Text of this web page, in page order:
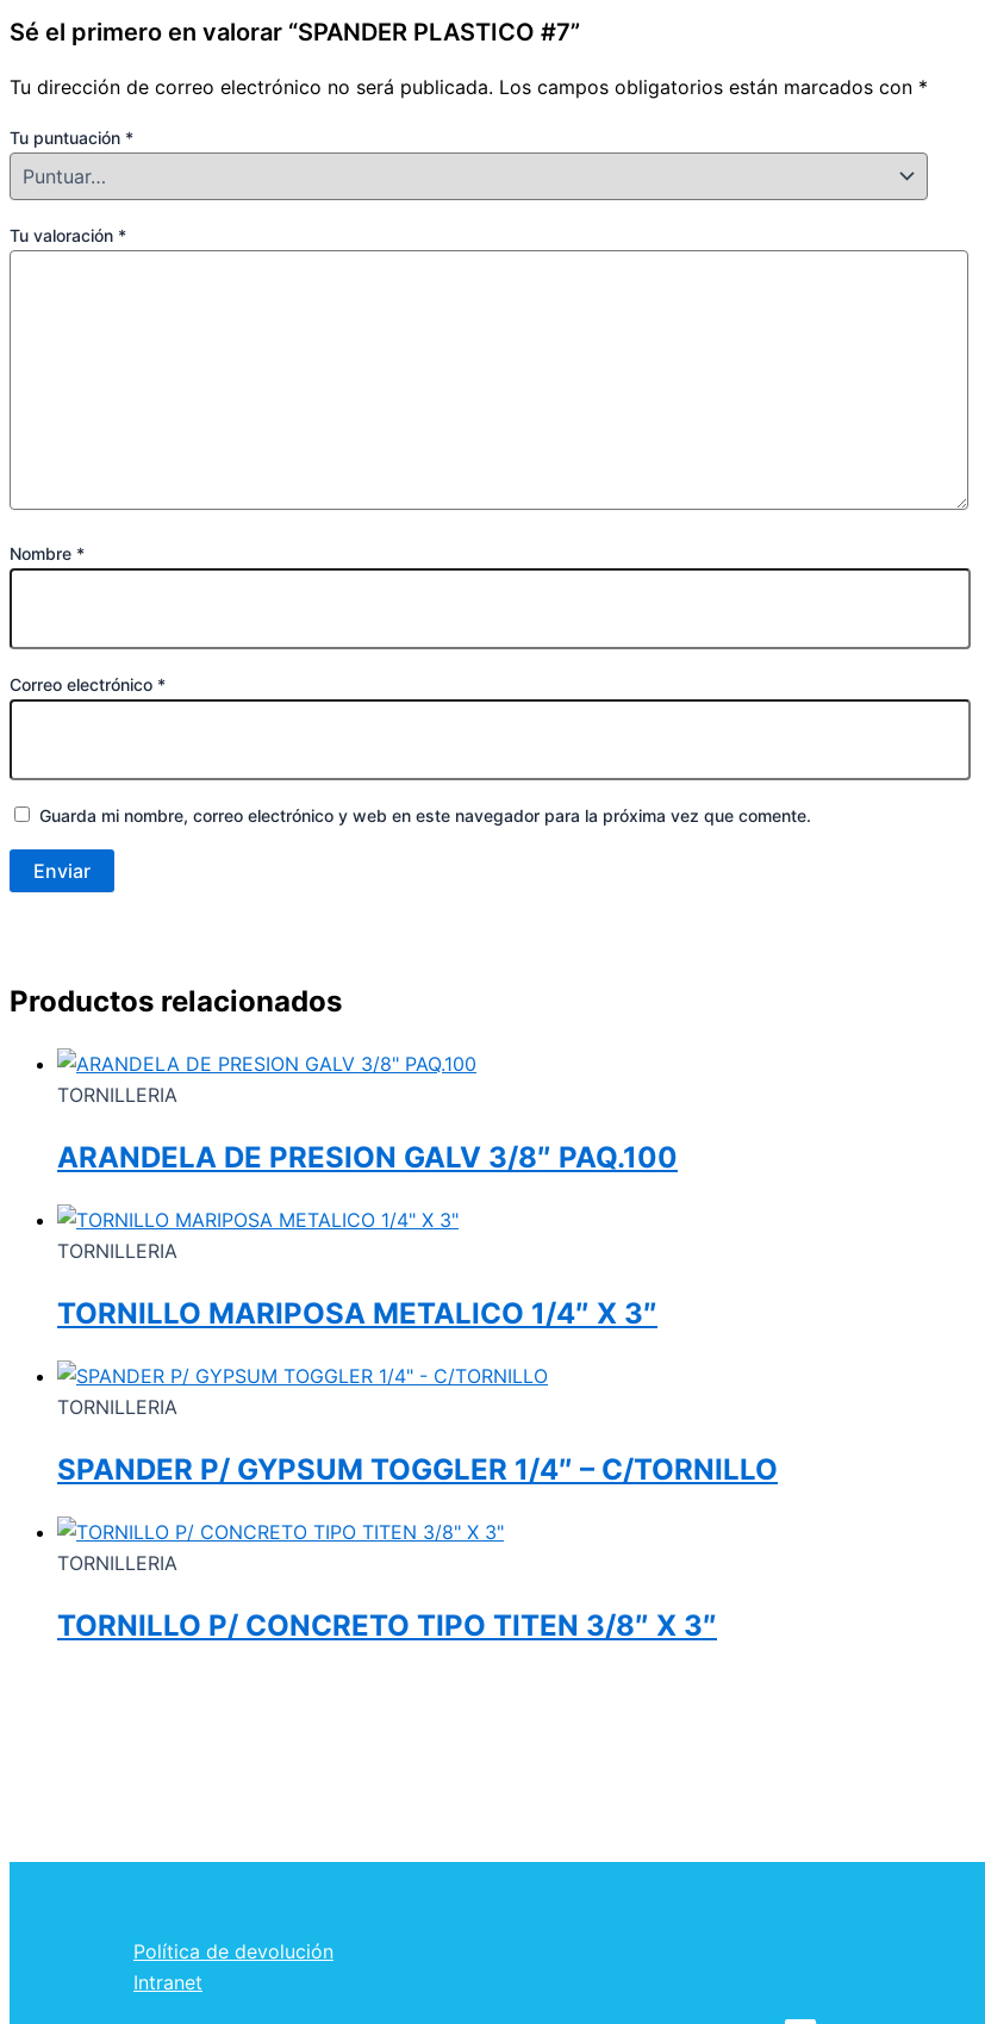
Sé el primero en valorar “SPANDER PLASTICO #7”
Tu dirección de correo electrónico no será publicada. Los campos obligatorios están marcados con *
Tu puntuación *
Tu valoración *
Nombre *
Correo electrónico *
Guarda mi nombre, correo electrónico y web en este navegador para la próxima vez que comente.
Productos relacionados
TORNILLERIA
ARANDELA DE PRESION GALV 3/8″ PAQ.100
TORNILLERIA
TORNILLO MARIPOSA METALICO 1/4″ X 3″
TORNILLERIA
SPANDER P/ GYPSUM TOGGLER 1/4″ – C/TORNILLO
TORNILLERIA
TORNILLO P/ CONCRETO TIPO TITEN 3/8″ X 3″
Política de devolución
Intranet